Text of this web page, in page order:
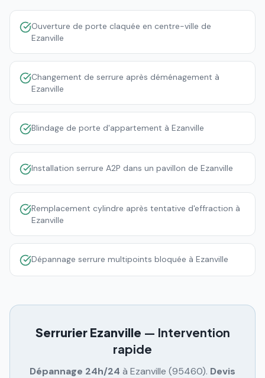
Ouverture de porte claquée en centre-ville de
Ezanville
Changement de serrure après déménagement à
Ezanville
Blindage de porte d'appartement à Ezanville
Installation serrure A2P dans un pavillon de Ezanville
Remplacement cylindre après tentative d'effraction à
Ezanville
Dépannage serrure multipoints bloquée à Ezanville
Serrurier Ezanville — Intervention
rapide
Dépannage 24h/24 à Ezanville (95460). Devis